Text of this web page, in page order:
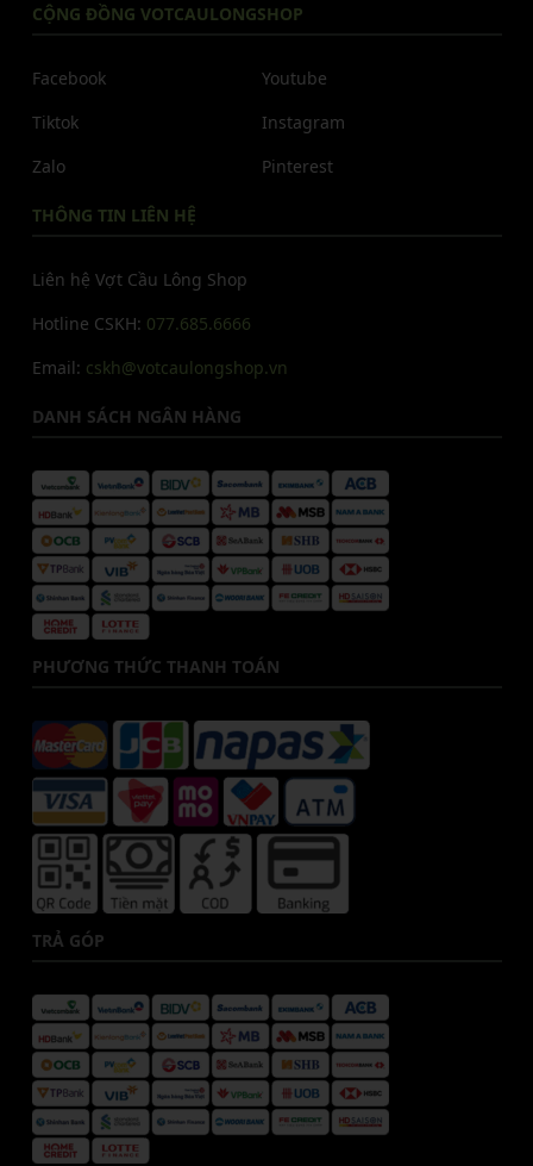
CỘNG ĐỒNG VOTCAULONGSHOP
Facebook
Tiktok
Zalo
Youtube
Instagram
Pinterest
THÔNG TIN LIÊN HỆ
Liên hệ Vợt Cầu Lông Shop
Hotline CSKH: 077.685.6666
Email: cskh@votcaulongshop.vn
DANH SÁCH NGÂN HÀNG
PHƯƠNG THỨC THANH TOÁN
TRẢ GÓP